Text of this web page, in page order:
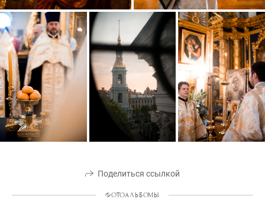
Поделиться ссылкой
ФОТОАЛЬБОМЫ